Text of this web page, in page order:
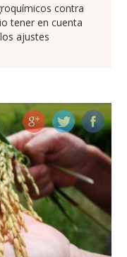
contra
tener en cuenta
ajustes